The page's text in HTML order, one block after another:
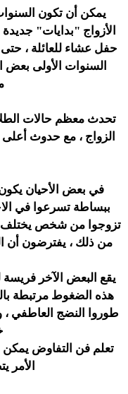
يمكن أن تكون
الأزواج "بدايات"
حفل عشاء للعائلة ،
السنوات الأولى بعض
تحدث معظم حالات
الزواج ، مع حدوث أعلى
في بعض الأحيان يكون
ببساطة تسرعوا في
تزوجوا من شخص يختلف
من ذلك ، يفترضون أن
يقع البعض الآخر
هذه الضغوط مرتبطة
طوروا النضج العاطفي ،
تعلم فن التفاوض يمكن
الأمر